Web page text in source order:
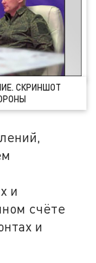
СКРИНШОТ
и
счёте
и